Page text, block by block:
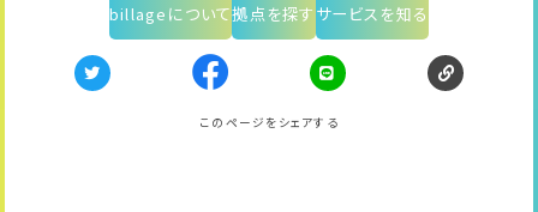
billageについて拠点を探す サービスを知る
このページをシェアする